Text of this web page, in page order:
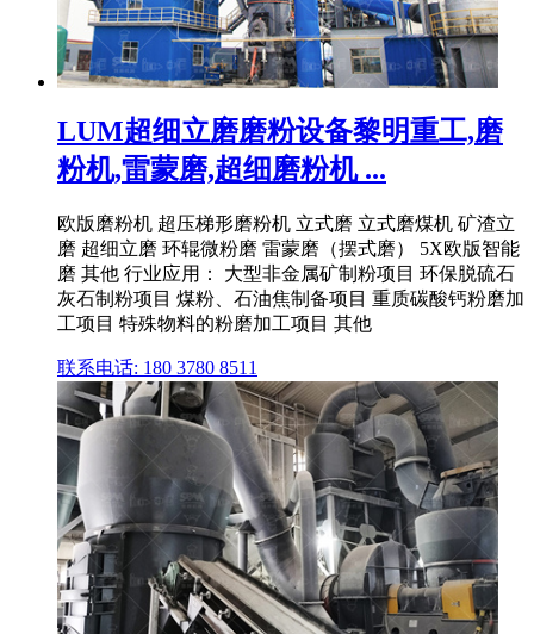
LUM超细立磨磨粉设备黎明重工,磨
粉机,雷蒙磨,超细磨粉机 ...
欧版磨粉机 超压梯形磨粉机 立式磨 立式磨煤机 矿渣立
磨 超细立磨 环辊微粉磨 雷蒙磨（摆式磨） 5X欧版智能
磨 其他 行业应用： 大型非金属矿制粉项目 环保脱硫石
灰石制粉项目 煤粉、石油焦制备项目 重质碳酸钙粉磨加
工项目 特殊物料的粉磨加工项目 其他
联系电话: 180 3780 8511